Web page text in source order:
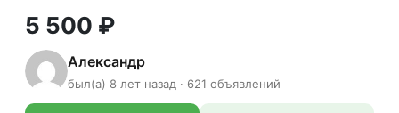
5 500 ₽
Александр
был(а) 8 лет назад · 621 объявлений